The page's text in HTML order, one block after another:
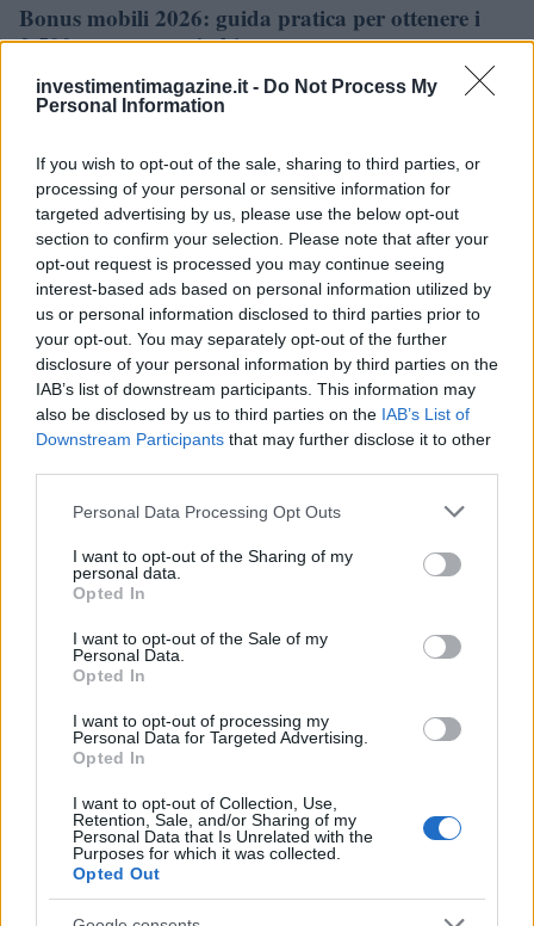
investimentimagazine.it - Do Not Process My
Personal Information
If you wish to opt-out of the sale, sharing to third parties, or
processing of your personal or sensitive information for
targeted advertising by us, please use the below opt-out
section to confirm your selection. Please note that after your
opt-out request is processed you may continue seeing
interest-based ads based on personal information utilized by
us or personal information disclosed to third parties prior to
your opt-out. You may separately opt-out of the further
disclosure of your personal information by third parties on the
IAB’s list of downstream participants. This information may
also be disclosed by us to third parties on the IAB’s List of
Downstream Participants that may further disclose it to other
Please note that this website/app uses one or more Google
not limited to your visit or usage behaviour. You may click to
grant or deny consent to Google and its third-party tags to
use your data for below specified purposes in below Google
consent section.
Personal Data Processing Opt Outs
I want to opt-out of the Sharing of my
personal data.
Opted In
I want to opt-out of the Sale of my
Personal Data.
Opted In
I want to opt-out of processing my
Personal Data for Targeted Advertising.
Opted In
I want to opt-out of Collection, Use,
Retention, Sale, and/or Sharing of my
Personal Data that Is Unrelated with the
Purposes for which it was collected.
Opted Out
Bonus mobili 2026: guida pratica per ottenere i
2.500 euro senza rischi
Il bonus mobili consente di recuperare fino a 2.500 euro, ma è
fondamentale rispettare l'ordine temporale tra l'avvio dei lavori e
Luca Bellini · 11 Apr 2026
FINANZA
Quanto guadagna Al Bano e come è composto il
suo patrimonio
Un ritratto economico che mette a confronto la pensione ufficiale con le
entrate da musica, televisione e attività agricole di Al Bano